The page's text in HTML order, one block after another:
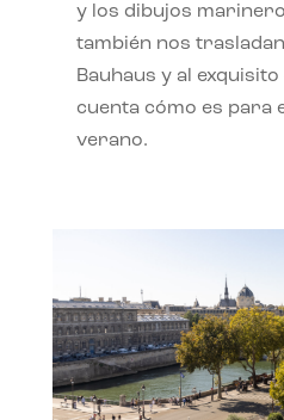
y los dibujos
también nos
Bauhaus y al
cuenta cómo es para
verano.